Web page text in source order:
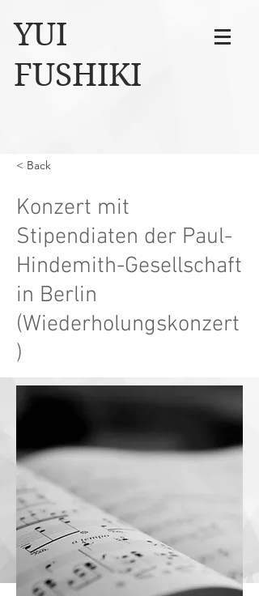
YUI
FUSHIKI
< Back
Konzert mit
Stipendiaten der Paul-
Hindemith-Gesellschaft
in Berlin
(Wiederholungskonzert
)